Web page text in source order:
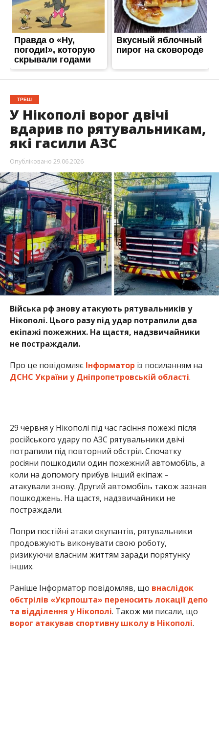
ТРЕШ
У Нікополі ворог двічі
вдарив по рятувальникам,
які гасили АЗС
Опубліковано 29.06.2026
Війська рф знову атакують рятувальників у
Нікополі. Цього разу під удар потрапили два
екіпажі пожежних. На щастя, надзвичайники
не постраждали.
Про це повідомляє Інформатор із посиланням на
ДСНС України у Дніпропетровській області.
29 червня у Нікополі під час гасіння пожежі після
російського удару по АЗС рятувальники двічі
потрапили під повторний обстріл. Спочатку
росіяни пошкодили один пожежний автомобіль, а
коли на допомогу прибув інший екіпаж –
атакували знову. Другий автомобіль також зазнав
пошкоджень. На щастя, надзвичайники не
постраждали.
Попри постійні атаки окупантів, рятувальники
продовжують виконувати свою роботу,
ризикуючи власним життям заради порятунку
інших.
Раніше Інформатор повідомляв, що внаслідок
обстрілів «Укрпошта» переносить локації депо
та відділення у Нікополі. Також ми писали, що
ворог атакував спортивну школу в Нікополі.